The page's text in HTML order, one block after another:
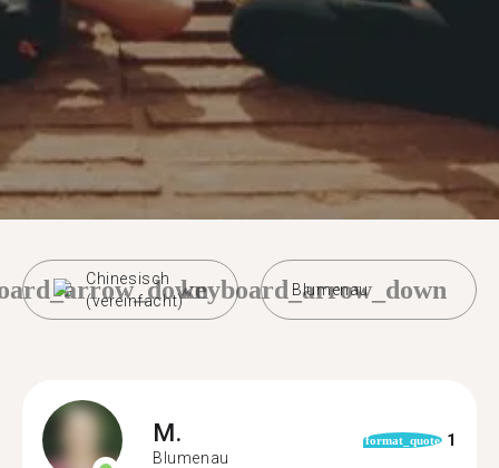
Chinesisch
(vereinfacht)
Blumenau
keyboard_arrow_down
M.
Blumenau
format_quote 1